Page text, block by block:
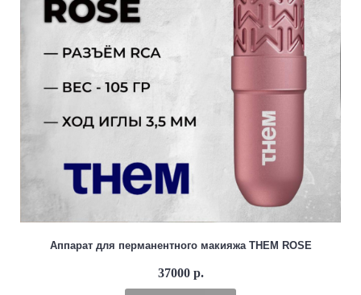
Аппарат для перманентного макияжа THEM ROSE
37000 р.